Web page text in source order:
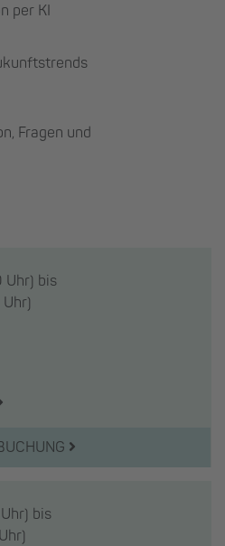
per KI
Fragen und
bis
bis